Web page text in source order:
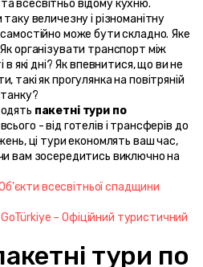
всесвітньо відому кухню.
величезну і різноманітну
може бути складно. Яке
організувати транспорт між
в які дні? Як впевнитися, що ви не
такі як прогулянка на повітряній
пакетні тури по
- від готелів і трансферів до
ці тури економлять ваш час,
вам зосередитись виключно на
всесвітньої спадщини
GoTürkiye – Офіційний туристичний
тури по